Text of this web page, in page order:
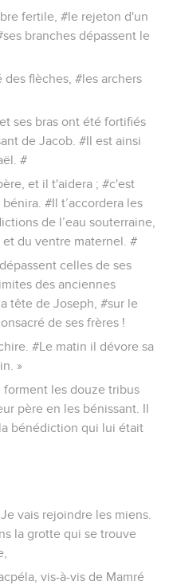
fertile, #le rejeton d'un
branches dépassent le
des flèches, #les archers
ses bras ont été fortifiés
de Jacob. #Il est ainsi
#
et il t'aidera ; #c'est
#Il t’accordera les
de l’eau souterraine,
du ventre maternel. #
celles de ses
des anciennes
tête de Joseph, #sur le
de ses frères !
#Le matin il dévore sa
»
les douze tribus
père en les bénissant. Il
bénédiction qui lui était
vais rejoindre les miens.
la grotte qui se trouve
vis-à-vis de Mamré